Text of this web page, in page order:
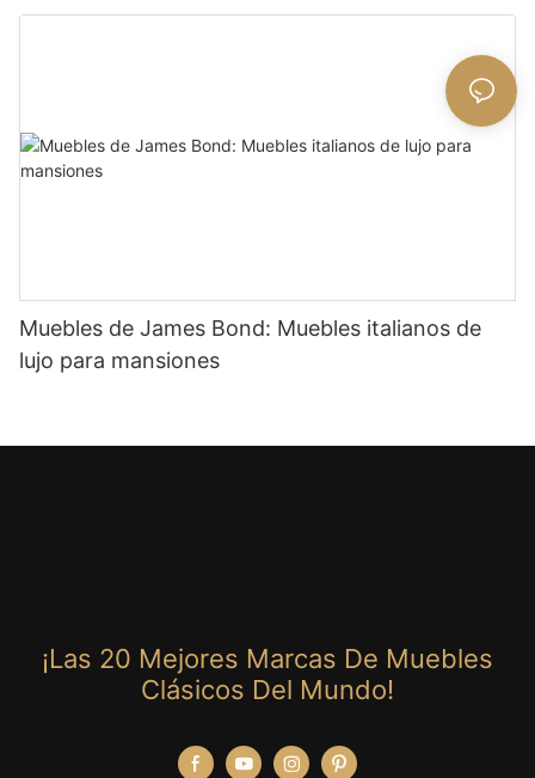
Muebles de James Bond: Muebles italianos de
lujo para mansiones
¡Las 20 Mejores Marcas De Muebles
Clásicos Del Mundo!